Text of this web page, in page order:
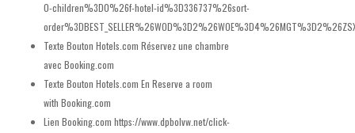
0-children%3D0%26f-hotel-id%3D336737%26sort-
Texte Bouton Hotels.com Réservez une chambre
avec Booking.com
Texte Bouton Hotels.com En Reserve a room
with Booking.com
Lien Booking.com https://www.dpbolvw.net/click-